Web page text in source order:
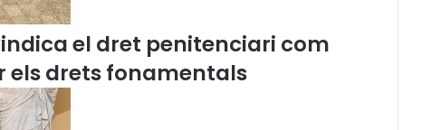
el dret penitenciari com
els drets fonamentals